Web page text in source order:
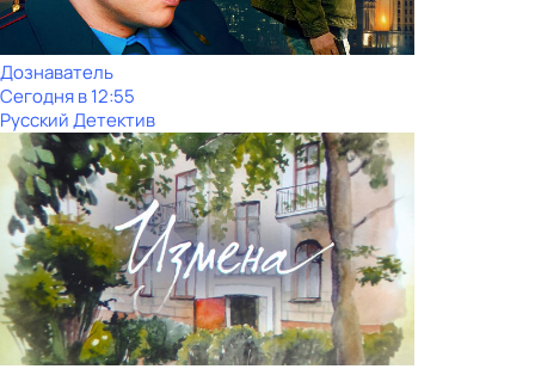
Дознаватель
Сегодня в 12:55
Русский Детектив